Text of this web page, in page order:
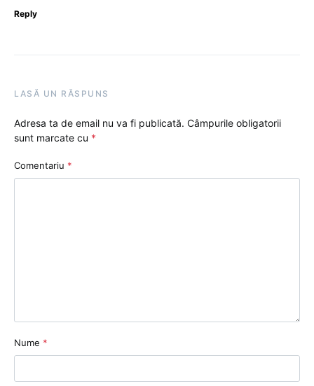
Reply
LASĂ UN RĂSPUNS
Adresa ta de email nu va fi publicată. Câmpurile obligatorii
sunt marcate cu *
Comentariu *
Nume *